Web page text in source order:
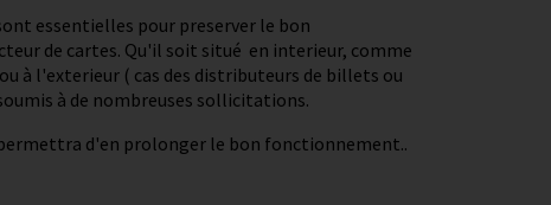
essentielles pour preserver le bon
de cartes. Qu'il soit situé en interieur, comme
à l'exterieur ( cas des distributeurs de billets ou
à de nombreuses sollicitations.
d'en prolonger le bon fonctionnement..